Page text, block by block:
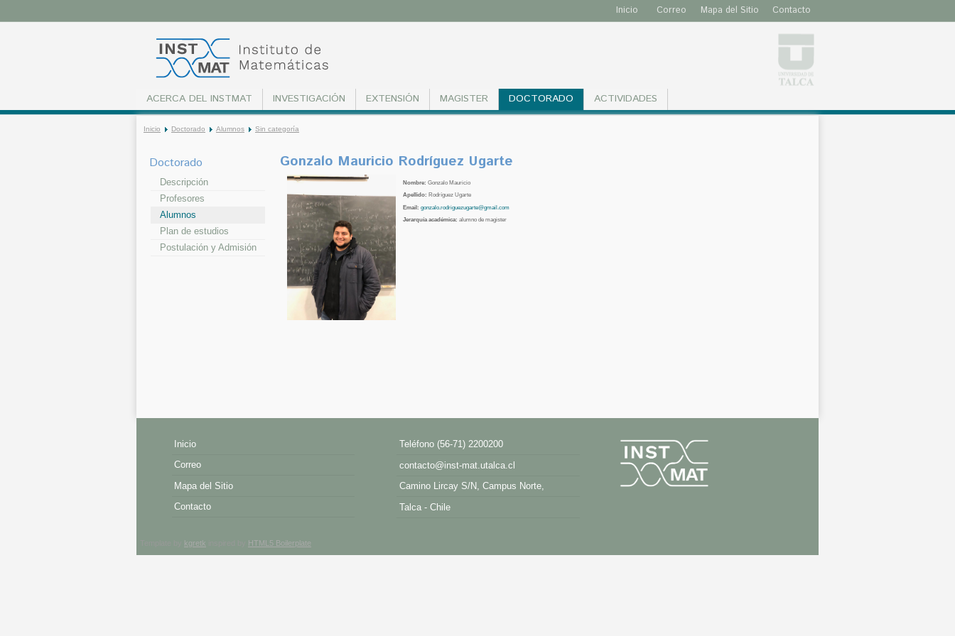
Inicio Correo Mapa del Sitio Contacto
ACERCA DEL INSTMAT INVESTIGACIÓN EXTENSIÓN MAGISTER DOCTORADO ACTIVIDADES
Inicio Doctorado Alumnos Sin categoría
Gonzalo Mauricio Rodríguez Ugarte
Nombre: Gonzalo Mauricio
Apellido: Rodríguez Ugarte
Email: gonzalo.rodriguezugarte@gmail.com
Jerarquía académica: alumno de magister
Doctorado
Descripción
Profesores
Alumnos
Plan de estudios
Postulación y Admisión
Inicio
Correo
Mapa del Sitio
Contacto
Teléfono (56-71) 2200200
contacto@inst-mat.utalca.cl
Camino Lircay S/N, Campus Norte,
Talca - Chile
kgretk HTML5 Boilerplate